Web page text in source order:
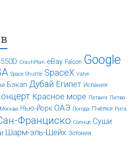
CrashPlan eBay Falcon Google
Space Shuttle SpaceX Valve
Бэкап Дубай Египет Испания
Красное море Латвия Литва
Москва Нью-Йорк ОАЭ Погода Пчёлки Рига
Франциско Солнце Суши
Шарм-эль-Шейх Эстония